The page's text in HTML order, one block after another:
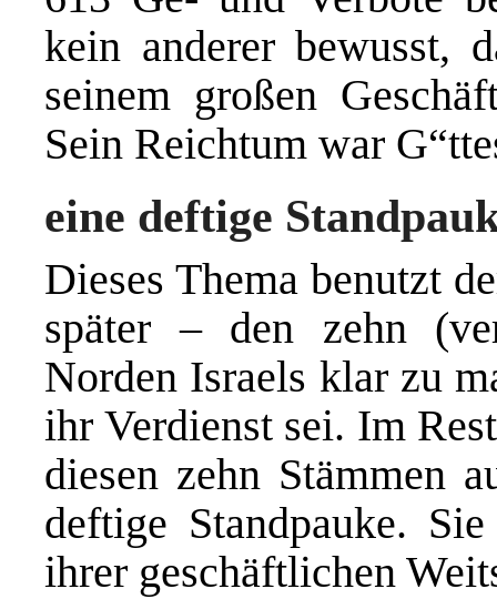
kein anderer bewusst,
seinem großen
Sein Reichtum war
eine deftige
Dieses Thema benutzt
später – den zehn
Norden Israels klar zu
ihr Verdienst sei. Im
diesen zehn Stämmen
deftige Standpauke.
ihrer geschäftlichen